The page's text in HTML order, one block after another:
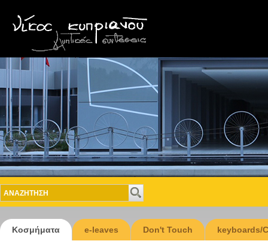
Κοσμήματα e-leaves Don't Touch keyboards/